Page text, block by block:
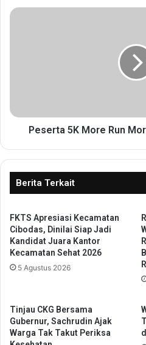
r
e
M
e
i
a
h
k
a
e
l
a
P
K
u
M
o
r
e
F
L
a
m
Peserta 5K More Run
Berita Terkait
FKTS Apresiasi Kecamatan
Cibodas, Dinilai Siap Jadi
Kandidat Juara Kantor
Kecamatan Sehat 2026
5 Agustus 2026
Tinjau CKG Bersama
Gubernur, Sachrudin Ajak
Warga Tak Takut Periksa